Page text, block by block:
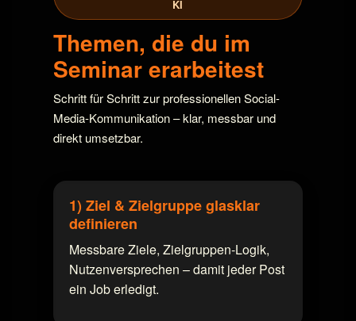
KI
Themen, die du im
Seminar erarbeitest
Schritt für Schritt zur professionellen Social-
Media-Kommunikation – klar, messbar und
direkt umsetzbar.
1) Ziel & Zielgruppe glasklar
definieren
Messbare Ziele, Zielgruppen-Logik,
Nutzenversprechen – damit jeder Post
ein Job erledigt.